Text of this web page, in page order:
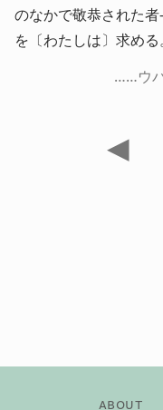
のなかで敬恭された
を〔わたしは〕求め
……ウパ
◀
About